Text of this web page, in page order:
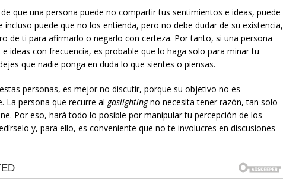
que una persona puede no compartir tus sentimientos e ideas, puede
puede que no los entienda, pero no debe dudar de su existencia,
de ti para afirmarlo o negarlo con certeza. Por tanto, si una persona
ideas con frecuencia, es probable que lo haga solo para minar tu
que nadie ponga en duda lo que sientes o piensas.
personas, es mejor no discutir, porque su objetivo no es
La persona que recurre al gaslightingno necesita tener razón, tan solo
Por eso, hará todo lo posible por manipular tu percepción de los
y, para ello, es conveniente que no te involucres en discusiones